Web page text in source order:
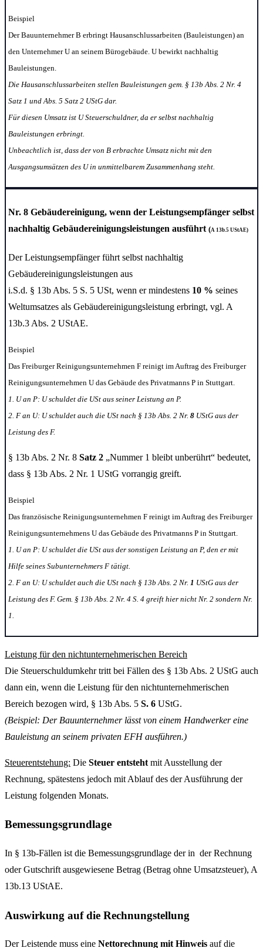
Beispiel
Der Bauunternehmer B erbringt Hausanschlussarbeiten (Bauleistungen) an
den Unternehmer U an seinem Bürogebäude. U bewirkt nachhaltig
Bauleistungen.
Die Hausanschlussarbeiten stellen Bauleistungen gem. § 13b Abs. 2 Nr. 4
Satz 1 und Abs. 5 Satz 2 UStG dar.
Für diesen Umsatz ist U Steuerschuldner, da er selbst nachhaltig
Bauleistungen erbringt.
Unbeachtlich ist, dass der von B erbrachte Umsatz nicht mit den
Ausgangsumsätzen des U in unmittelbarem Zusammenhang steht.
Nr. 8 Gebäudereinigung, wenn der Leistungsempfänger selbst
nachhaltig Gebäudereinigungsleistungen ausführt (A 13b.5 UStAE)
Der Leistungsempfänger führt selbst nachhaltig
Gebäudereinigungsleistungen aus
i.S.d. § 13b Abs. 5 S. 5 USt, wenn er mindestens 10 % seines
Weltumsatzes als Gebäudereinigungsleistung erbringt, vgl. A
13b.3 Abs. 2 UStAE.
Beispiel
Das Freiburger Reinigungsunternehmen F reinigt im Auftrag des Freiburger
Reinigungsunternehmen U das Gebäude des Privatmanns P in Stuttgart.
1. U an P: U schuldet die USt aus seiner Leistung an P.
2. F an U: U schuldet auch die USt nach § 13b Abs. 2 Nr. 8 UStG aus der
Leistung des F.
§ 13b Abs. 2 Nr. 8 Satz 2 „Nummer 1 bleibt unberührt“ bedeutet,
dass § 13b Abs. 2 Nr. 1 UStG vorrangig greift.
Beispiel
Das französische Reinigungsunternehmen F reinigt im Auftrag des Freiburger
Reinigungsunternehmens U das Gebäude des Privatmanns P in Stuttgart.
1. U an P: U schuldet die USt aus der sonstigen Leistung an P, den er mit
Hilfe seines Subunternehmers F tätigt.
2. F an U: U schuldet auch die USt nach § 13b Abs. 2 Nr. 1 UStG aus der
Leistung des F. Gem. § 13b Abs. 2 Nr. 4 S. 4 greift hier nicht Nr. 2 sondern Nr.
1.
Leistung für den nichtunternehmerischen Bereich
Die Steuerschuldumkehr tritt bei Fällen des § 13b Abs. 2 UStG auch
dann ein, wenn die Leistung für den nichtunternehmerischen
Bereich bezogen wird, § 13b Abs. 5 S. 6 UStG.
(Beispiel: Der Bauunternehmer lässt von einem Handwerker eine
Bauleistung an seinem privaten EFH ausführen.)
Steuerentstehung: Die Steuer entsteht mit Ausstellung der
Rechnung, spätestens jedoch mit Ablauf des der Ausführung der
Leistung folgenden Monats.
Bemessungsgrundlage
In § 13b-Fällen ist die Bemessungsgrundlage der in der Rechnung
oder Gutschrift ausgewiesene Betrag (Betrag ohne Umsatzsteuer), A
13b.13 UStAE.
Auswirkung auf die Rechnungstellung
Der Leistende muss eine Nettorechnung mit Hinweis auf die